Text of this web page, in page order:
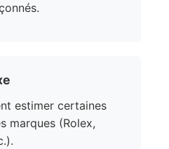
estimer certaines
marques (Rolex,